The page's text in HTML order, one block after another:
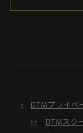
DTMプライベ
DTMスク